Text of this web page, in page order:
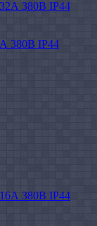
380В IP44